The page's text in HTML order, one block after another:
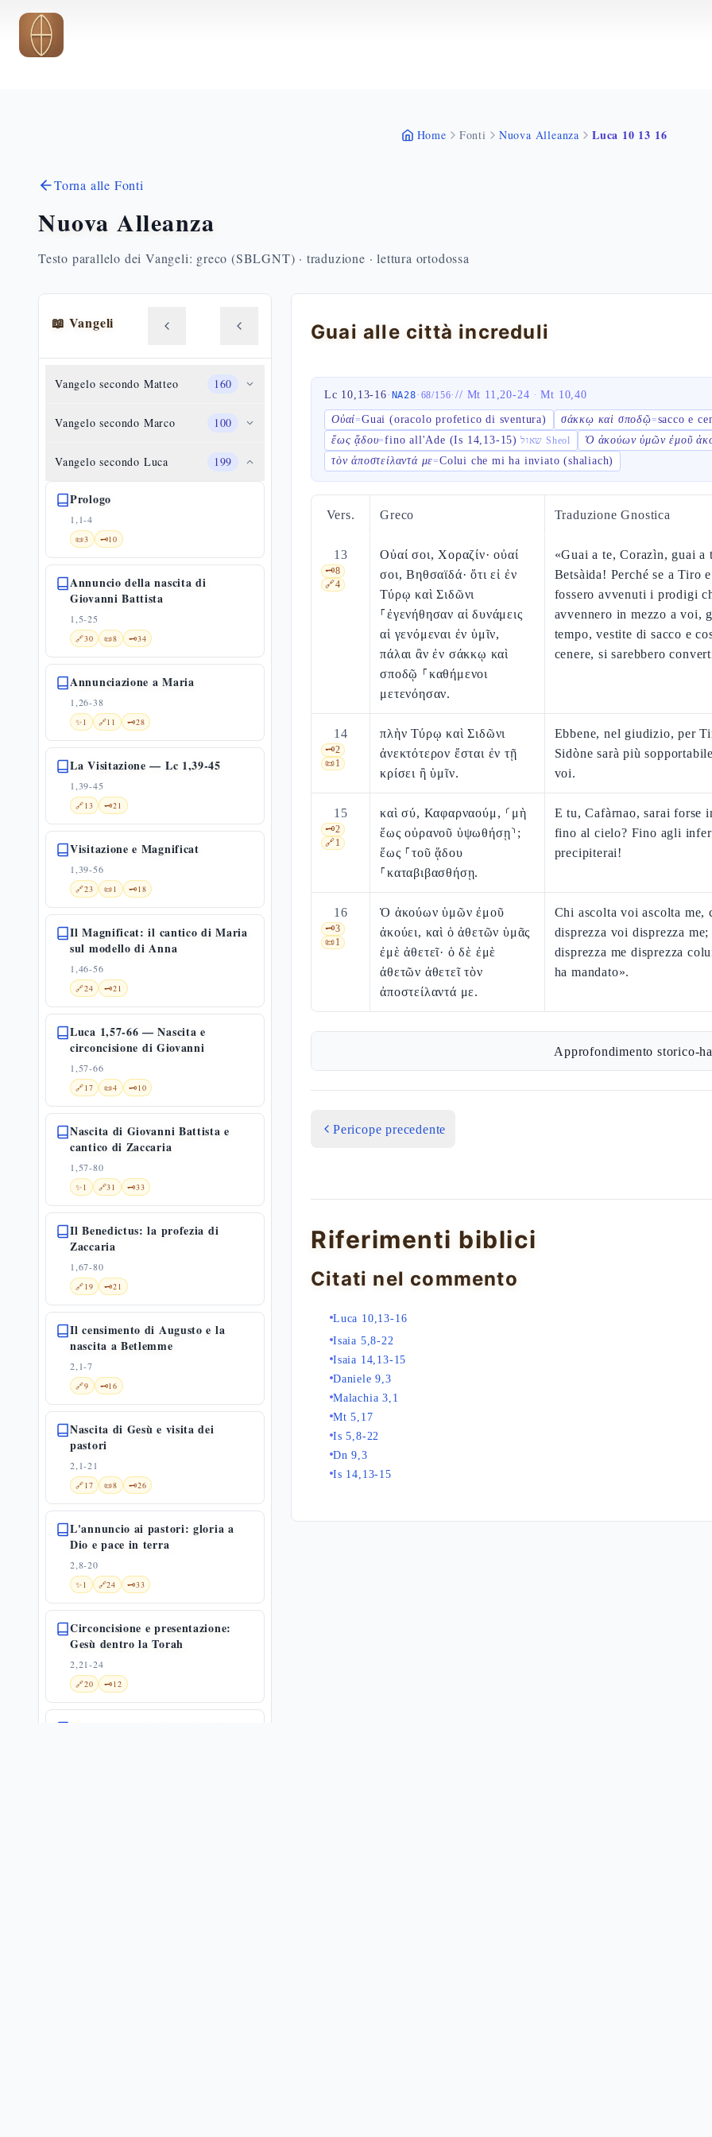
Vai al contenuto principale
Home Fonti Nuova Alleanza Luca 10 13 16
Torna alle Fonti
Nuova Alleanza
Testo parallelo dei Vangeli: greco (SBLGNT) · traduzione · lettura ortodossa
📖 Vangeli
Vangelo secondo Matteo 160
Vangelo secondo Marco 100
Vangelo secondo Luca 199
Prologo
1,1-4
📜3 🗝️10
Annuncio della nascita di
Giovanni Battista
1,5-25
🔗30 📜8 🗝️34
Annunciazione a Maria
1,26-38
✨1 🔗11 🗝️28
La Visitazione — Lc 1,39-45
1,39-45
🔗13 🗝️21
Visitazione e Magnificat
1,39-56
🔗23 📜1 🗝️18
Il Magnificat: il cantico di Maria
sul modello di Anna
1,46-56
🔗24 🗝️21
Luca 1,57-66 — Nascita e
circoncisione di Giovanni
1,57-66
🔗17 📜4 🗝️10
Nascita di Giovanni Battista e
cantico di Zaccaria
1,57-80
✨1 🔗31 🗝️33
Il Benedictus: la profezia di
Zaccaria
1,67-80
🔗19 🗝️21
Il censimento di Augusto e la
nascita a Betlemme
2,1-7
🔗9 🗝️16
Nascita di Gesù e visita dei
pastori
2,1-21
🔗17 📜8 🗝️26
L'annuncio ai pastori: gloria a
Dio e pace in terra
2,8-20
✨1 🔗24 🗝️33
Circoncisione e presentazione:
Gesù dentro la Torah
2,21-24
🔗20 🗝️12
Guai alle città increduli
Lc 10,13-16· NA28· 68/156·// Mt 11,20-24 · Mt 10,40
Οὐαί=Guai (oracolo profetico di sventura) σάκκῳ καὶ σποδῷ=sacco e
ἕως ᾅδου=fino all'Ade (Is 14,13-15) שאול Sheol Ὁ ἀκούων ὑμῶν ἐμοῦ
τὸν ἀποστείλαντά με=Colui che mi ha inviato (shaliach)
Vers. Greco Traduzione Gnostica
13
🗝️8
🔗4
Οὐαί σοι, Χοραζίν· οὐαί
σοι, Βηθσαϊδά· ὅτι εἰ ἐν
Τύρῳ καὶ Σιδῶνι
⸀ἐγενήθησαν αἱ δυνάμεις
αἱ γενόμεναι ἐν ὑμῖν,
πάλαι ἂν ἐν σάκκῳ καὶ
σποδῷ ⸀καθήμενοι
μετενόησαν.
«Guai a te, Corazìn, guai a
Betsàida! Perché se a Tiro
fossero avvenuti i prodigi
avvennero in mezzo a voi,
tempo, vestite di sacco e
cenere, si sarebbero
14
🗝️2
📜1
πλὴν Τύρῳ καὶ Σιδῶνι
ἀνεκτότερον ἔσται ἐν τῇ
κρίσει ἢ ὑμῖν.
Ebbene, nel giudizio, per
Sidòne sarà più
voi.
15
🗝️2
🔗1
καὶ σύ, Καφαρναούμ, ⸂μὴ
ἕως οὐρανοῦ ὑψωθήσῃ⸃;
ἕως ⸀τοῦ ᾅδου
⸀καταβιβασθήσῃ.
E tu, Cafàrnao, sarai forse
fino al cielo? Fino agli
precipiterai!
16
🗝️3
📜1
Ὁ ἀκούων ὑμῶν ἐμοῦ
ἀκούει, καὶ ὁ ἀθετῶν ὑμᾶς
ἐμὲ ἀθετεῖ· ὁ δὲ ἐμὲ
ἀθετῶν ἀθετεῖ τὸν
ἀποστείλαντά με.
Chi ascolta voi ascolta me,
disprezza voi disprezza me;
disprezza me disprezza
ha mandato».
Approfondimento storico-
Pericope precedente
Riferimenti biblici
Citati nel commento
Luca 10,13-16
Isaia 5,8-22
Isaia 14,13-15
Daniele 9,3
Malachia 3,1
Mt 5,17
Is 5,8-22
Dn 9,3
Is 14,13-15